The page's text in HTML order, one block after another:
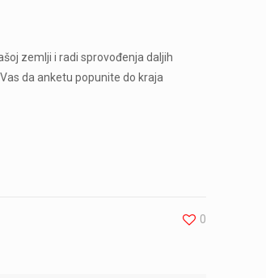
zemlji i radi sprovođenja daljih
da anketu popunite do kraja
0